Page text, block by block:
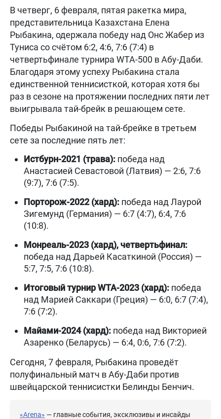
В четверг, 6 февраля, пятая ракетка мира,
представительница Казахстана Елена
Рыбакина, одержала победу над Онс Жабер из
Туниса со счётом 6:2, 4:6, 7:6 (7:4) в
четвертьфинале турнира WTA-500 в Абу-Даби.
Благодаря этому успеху Рыбакина стала
единственной теннисисткой, которая хотя бы
раз в сезоне на протяжении последних пяти лет
выигрывала тай-брейк в решающем сете.
Победы Рыбакиной на тай-брейке в третьем
сете за последние пять лет:
Истбурн-2021 (трава): победа над
Анастасией Севастовой (Латвия) — 2:6, 7:6
(9:7), 7:6 (7:5).
Порторож-2022 (хард): победа над Лаурой
Зигемунд (Германия) — 6:7 (4:7), 6:4, 7:6
(10:8).
Монреаль-2023 (хард), четвертьфинал:
победа над Дарьей Касаткиной (Россия) —
5:7, 7:5, 7:6 (10:8).
Итоговый турнир WTA-2023 (хард): победа
над Марией Саккари (Греция) — 6:0, 6:7 (7:4),
7:6 (7:2).
Майами-2024 (хард): победа над Викторией
Азаренко (Беларусь) — 6:4, 0:6, 7:6 (7:2).
Сегодня, 7 февраля, Рыбакина проведёт
полуфинальный матч в Абу-Даби против
швейцарской теннисистки Белинды Бенчич.
«Arena» — главные события, эксклюзивы и инсайды